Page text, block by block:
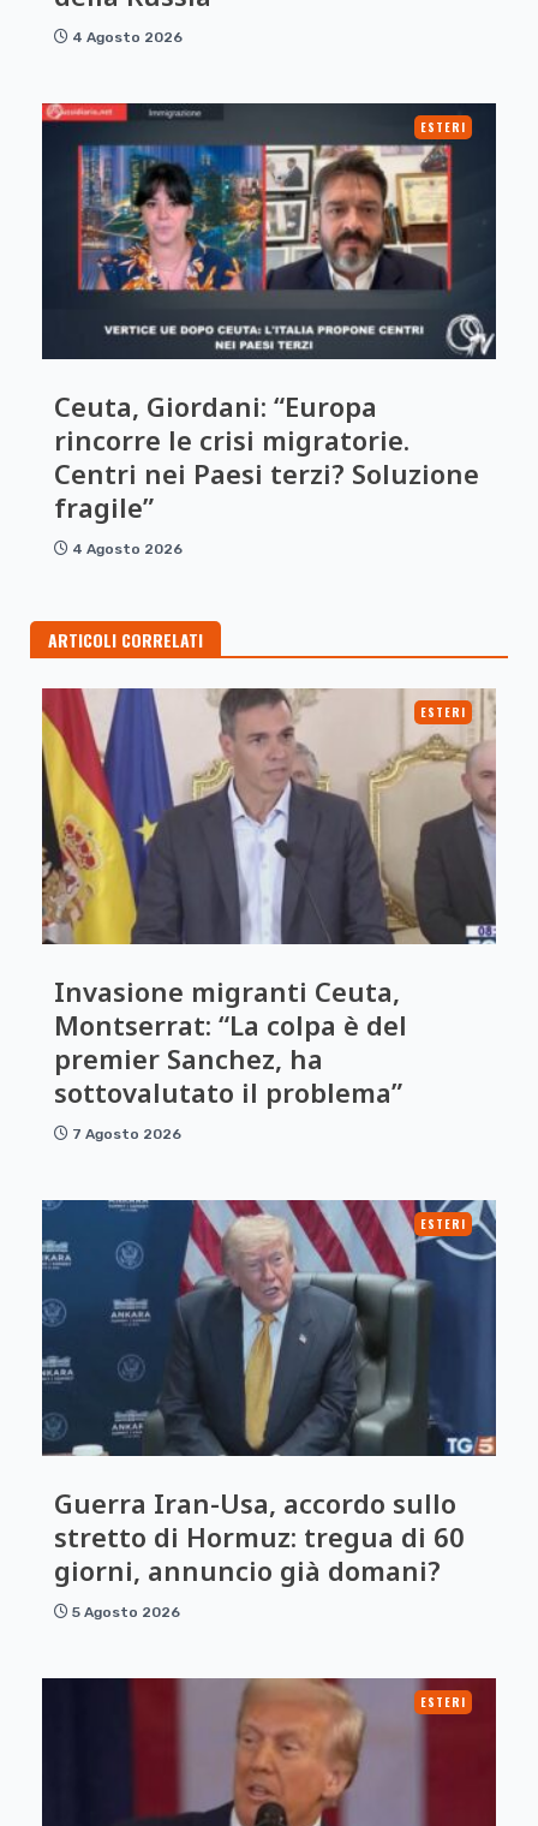
4 Agosto 2026
ESTERI
Ceuta, Giordani: “Europa
rincorre le crisi migratorie.
Centri nei Paesi terzi? Soluzione
fragile”
4 Agosto 2026
ARTICOLI CORRELATI
ESTERI
Invasione migranti Ceuta,
Montserrat: “La colpa è del
premier Sanchez, ha
sottovalutato il problema”
7 Agosto 2026
ESTERI
Guerra Iran-Usa, accordo sullo
stretto di Hormuz: tregua di 60
giorni, annuncio già domani?
5 Agosto 2026
ESTERI